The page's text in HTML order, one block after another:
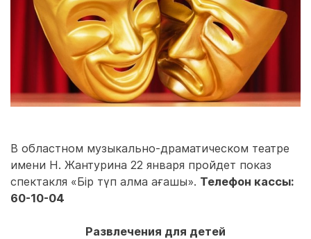
В областном музыкально-драматическом театре
имени Н. Жантурина 22 января пройдет показ
спектакля «Бір түп алма ағашы». Телефон кассы:
60-10-04
Развлечения для детей